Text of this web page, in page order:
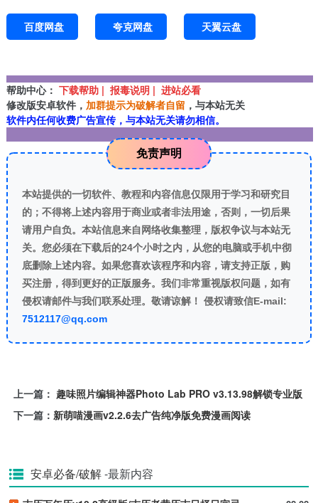
百度网盘 夸克网盘 天翼云盘
帮助中心： 下载帮助 | 报毒说明 | 进站必看
修改版安卓软件， 加群提示为破解者自留 ，与本站无关
软件内任何收费广告宣传，与本站无关请勿相信。
免责声明
本站提供的一切软件、教程和内容信息仅限用于学习和研究目
的；不得将上述内容用于商业或者非法用途，否则，一切后果
请用户自负。本站信息来自网络收集整理，版权争议与本站无
关。您必须在下载后的24个小时之内，从您的电脑或手机中彻
底删除上述内容。如果您喜欢该程序和内容，请支持正版，购
买注册，得到更好的正版服务。我们非常重视版权问题，如有
侵权请邮件与我们联系处理。敬请谅解！ 侵权请致信E-mail:
7512117@qq.com
上一篇： 趣味照片编辑神器Photo Lab PRO v3.13.98解锁专业版
下一篇： 新萌喵漫画v2.2.6去广告纯净版免费漫画阅读
安卓必备/破解-最新内容